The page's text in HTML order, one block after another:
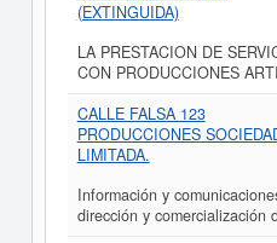
(EXTINGUIDA)
LA PRESTACION DE
CON PRODUCCIONES
CALLE FALSA 123
PRODUCCIONES
LIMITADA.
Información y
dirección y comercialización